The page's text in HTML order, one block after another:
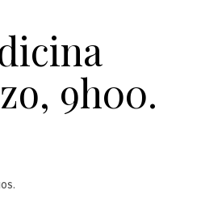
9h00.